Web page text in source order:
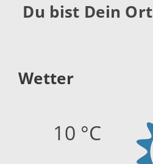
Du bist Dein Ort
Wetter
10 °C